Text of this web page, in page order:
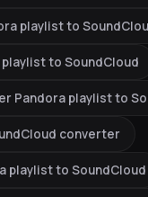
playlist to
to SoundCloud
Pandora playlist to
converter
playlist to SoundCloud